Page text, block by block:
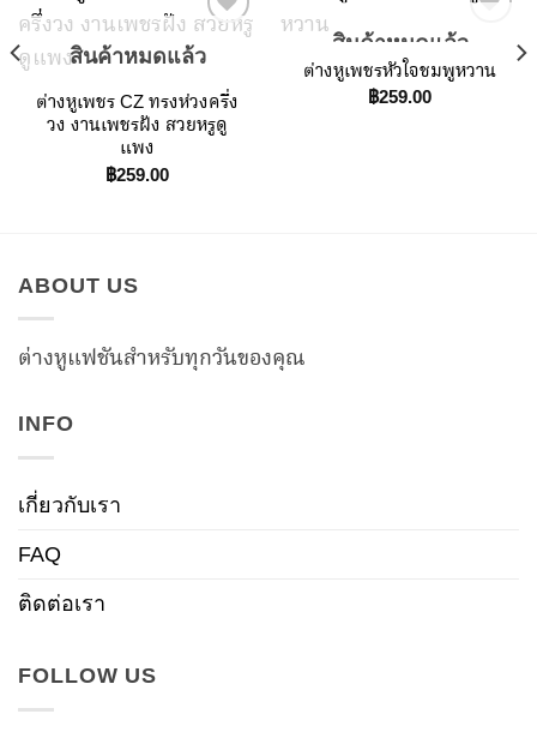
Add to
Wishlist
สินค้าหมดแล้ว
ต่างหูเพชร CZ ทรงห่วงครึ่ง
วง งานเพชรฝัง สวยหรูดู
แพง
฿259.00
สินค้าหมดแล้ว
ต่างหูเพชรหัวใจชมพูหวาน
฿259.00
ABOUT US
ต่างหูแฟชันสำหรับทุกวันของคุณ
INFO
เกี่ยวกับเรา
FAQ
ติดต่อเรา
FOLLOW US